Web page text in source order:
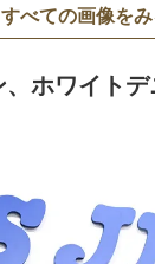
すべての画像を
ホワイト